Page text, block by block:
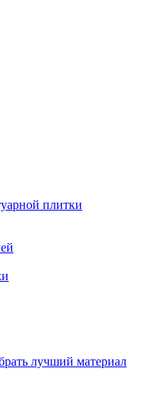
плитки
лучший материал